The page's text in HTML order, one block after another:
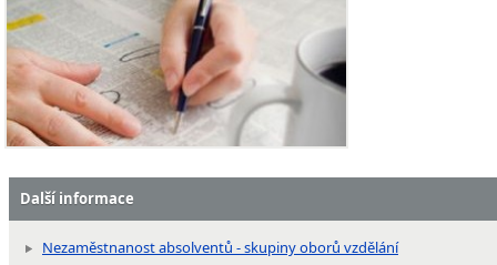
Další informace
Nezaměstnanost absolventů - skupiny oborů vzdělání